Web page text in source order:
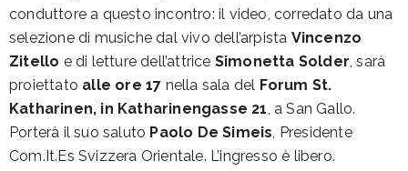
conduttore a questo incontro: il video, corredato da una
selezione di musiche dal vivo dell’arpista Vincenzo
Zitello e di letture dell’attrice Simonetta Solder , sarà
proiettato alle ore 17 nella sala del Forum St.
Katharinen, in Katharinengasse 21 , a San Gallo.
Porterà il suo saluto Paolo De Simeis , Presidente
Com.It.Es Svizzera Orientale. L’ingresso è libero.